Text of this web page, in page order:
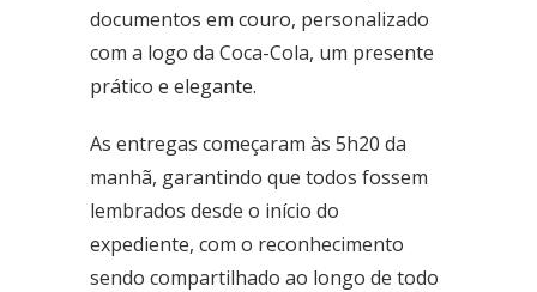
Fone: (61) 3035-6666
Park Sul
SGCV Sul Lote 12, Parte C, EPIA
BRASAL COMBUSTÍVEIS
Quadra - 2C Conjunto - A
Fone: (61) 3046-6070
documentos em couro, personalizado
com a logo da Coca-Cola, um presente
prático e elegante.
As entregas começaram às 5h20 da
manhã, garantindo que todos fossem
lembrados desde o início do
expediente, com o reconhecimento
sendo compartilhado ao longo de todo